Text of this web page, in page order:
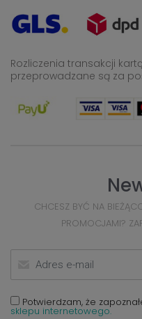
Rozliczenia transakcji
przeprowadzane są za
CHCESZ BYĆ NA
PROMOCJAMI?
Potwierdzam, że
sklepu internetowego.